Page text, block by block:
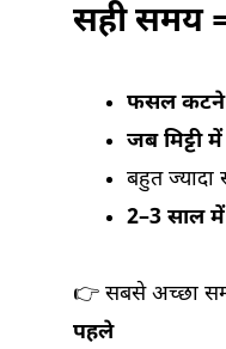
सही समय
फसल कटने
जब मिट्टी
बहुत ज्यादा
2–3 साल
👉 सबसे अच्छा
पहले